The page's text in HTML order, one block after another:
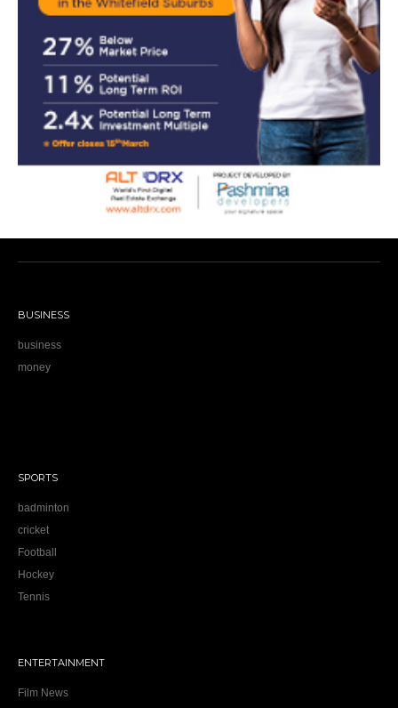
BUSINESS
business
money
SPORTS
badminton
cricket
Football
Hockey
Tennis
ENTERTAINMENT
Film News